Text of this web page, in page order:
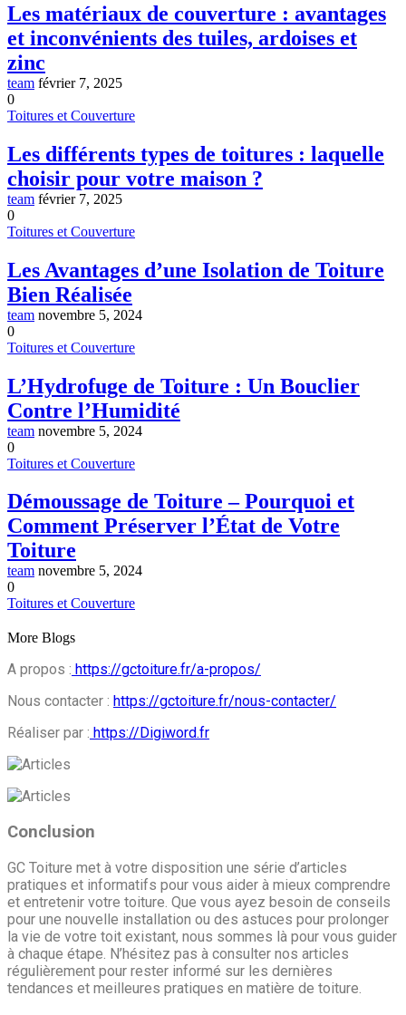
Les matériaux de couverture : avantages
et inconvénients des tuiles, ardoises et
zinc
team février 7, 2025
0
Toitures et Couverture
Les différents types de toitures : laquelle
choisir pour votre maison ?
team février 7, 2025
0
Toitures et Couverture
Les Avantages d’une Isolation de Toiture
Bien Réalisée
team novembre 5, 2024
0
Toitures et Couverture
L’Hydrofuge de Toiture : Un Bouclier
Contre l’Humidité
team novembre 5, 2024
0
Toitures et Couverture
Démoussage de Toiture – Pourquoi et
Comment Préserver l’État de Votre
Toiture
team novembre 5, 2024
0
Toitures et Couverture
More Blogs
A propos : https://gctoiture.fr/a-propos/
Nous contacter : https://gctoiture.fr/nous-contacter/
Réaliser par : https://Digiword.fr
Conclusion
GC Toiture met à votre disposition une série d’articles
pratiques et informatifs pour vous aider à mieux comprendre
et entretenir votre toiture. Que vous ayez besoin de conseils
pour une nouvelle installation ou des astuces pour prolonger
la vie de votre toit existant, nous sommes là pour vous guider
à chaque étape. N’hésitez pas à consulter nos articles
régulièrement pour rester informé sur les dernières
tendances et meilleures pratiques en matière de toiture.